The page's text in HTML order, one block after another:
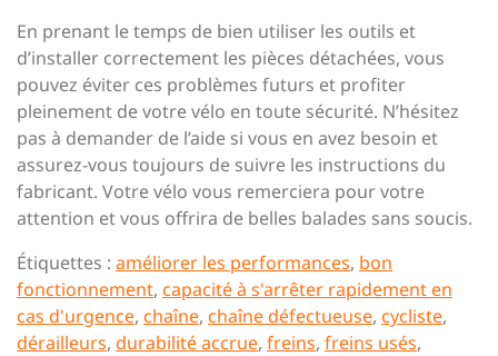
En prenant le temps de bien utiliser les outils et
d’installer correctement les pièces détachées, vous
pouvez éviter ces problèmes futurs et profiter
pleinement de votre vélo en toute sécurité. N’hésitez
pas à demander de l’aide si vous en avez besoin et
assurez-vous toujours de suivre les instructions du
fabricant. Votre vélo vous remerciera pour votre
attention et vous offrira de belles balades sans soucis.
Étiquettes : améliorer les performances, bon
fonctionnement, capacité à s'arrêter rapidement en
cas d'urgence, chaîne, chaîne défectueuse, cycliste,
dérailleurs, durabilité accrue, freins, freins usés,